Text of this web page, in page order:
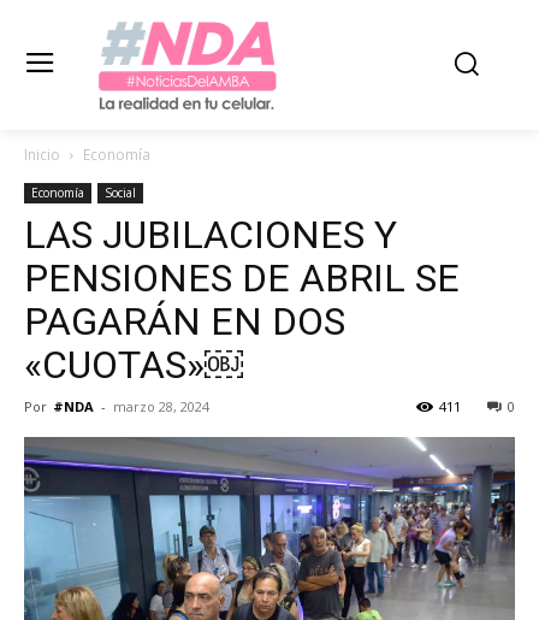
Inicio Economía
Economía Social
LAS JUBILACIONES Y
PENSIONES DE ABRIL SE
PAGARÁN EN DOS
«CUOTAS»￼
Por #NDA - marzo 28, 2024 0
411